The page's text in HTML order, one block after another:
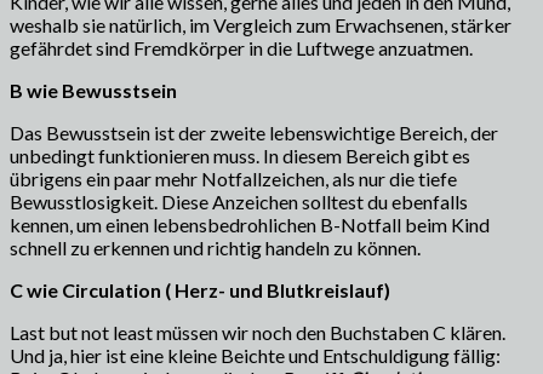
weshalb sie natürlich, im Vergleich zum Erwachsenen, stärker
gefährdet sind Fremdkörper in die Luftwege anzuatmen.
B wie Bewusstsein
Das Bewusstsein ist der zweite lebenswichtige Bereich, der
unbedingt funktionieren muss. In diesem Bereich gibt es
übrigens ein paar mehr Notfallzeichen, als nur die tiefe
Bewusstlosigkeit. Diese Anzeichen solltest du ebenfalls
kennen, um einen lebensbedrohlichen B-Notfall beim Kind
schnell zu erkennen und richtig handeln zu können.
C wie Circulation ( Herz- und Blutkreislauf)
Last but not least müssen wir noch den Buchstaben C klären.
Und ja, hier ist eine kleine Beichte und Entschuldigung fällig: